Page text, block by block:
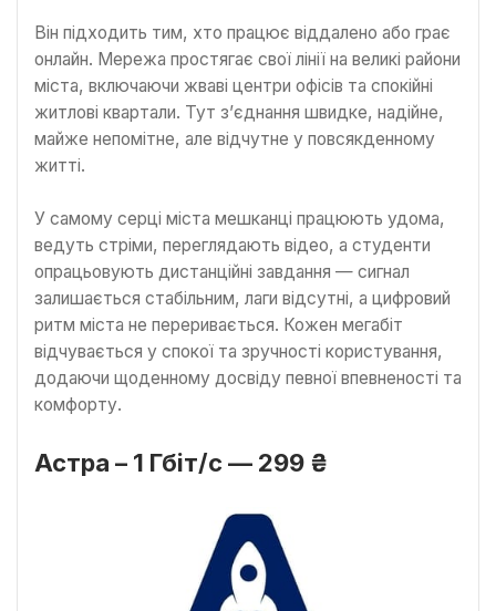
Він підходить тим, хто працює віддалено або грає
онлайн. Мережа простягає свої лінії на великі райони
міста, включаючи жваві центри офісів та спокійні
житлові квартали. Тут з’єднання швидке, надійне,
майже непомітне, але відчутне у повсякденному
житті.
У самому серці міста мешканці працюють удома,
ведуть стріми, переглядають відео, а студенти
опрацьовують дистанційні завдання — сигнал
залишається стабільним, лаги відсутні, а цифровий
ритм міста не переривається. Кожен мегабіт
відчувається у спокої та зручності користування,
додаючи щоденному досвіду певної впевненості та
комфорту.
Астра – 1 Гбіт/с — 299 ₴